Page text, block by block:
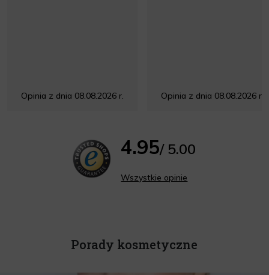
Opinia z dnia 08.08.2026 r. Opinia z dnia 08.08.2026 r.
4.95/ 5.00
Wszystkie opinie
Porady kosmetyczne